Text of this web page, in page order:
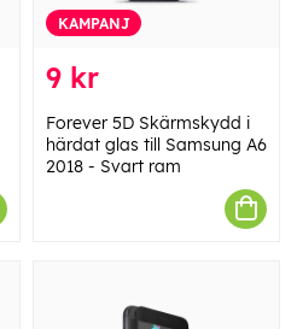
KAMPANJ
9 kr
Forever 5D Skärmskydd i
härdat glas till Samsung A6
2018 - Svart ram